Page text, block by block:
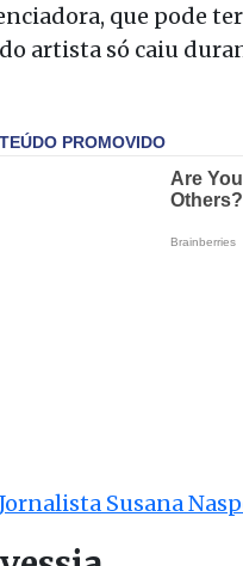
que pode
artista só caiu
Jornalista Susana